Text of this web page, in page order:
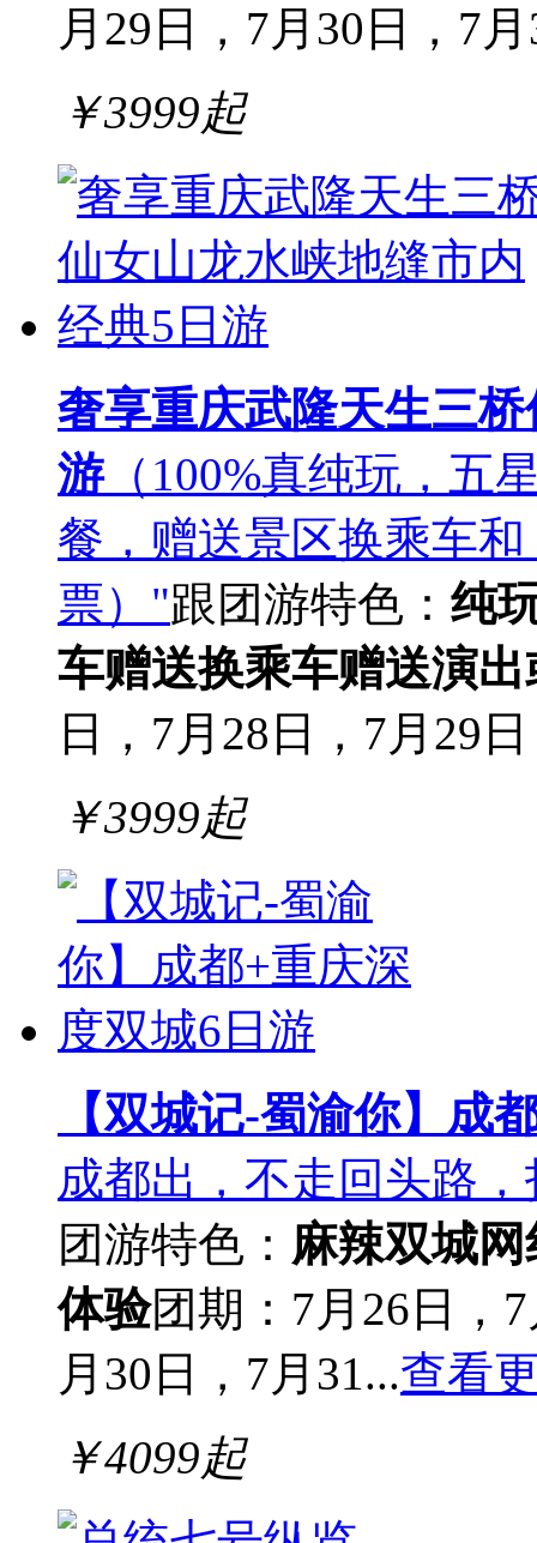
月29日，7月30日，7
￥3999起
奢享重庆武隆天生三
游（100%真纯玩，五
餐，赠送景区换乘车
票）"跟团游特色： 纯
车赠送换乘车赠送演
日，7月28日，7月29
￥3999起
【双城记-蜀渝你】成
成都出，不走回头路
团游特色： 麻辣双城
体验团期：7月26日，
月30日，7月31...查看
￥4099起